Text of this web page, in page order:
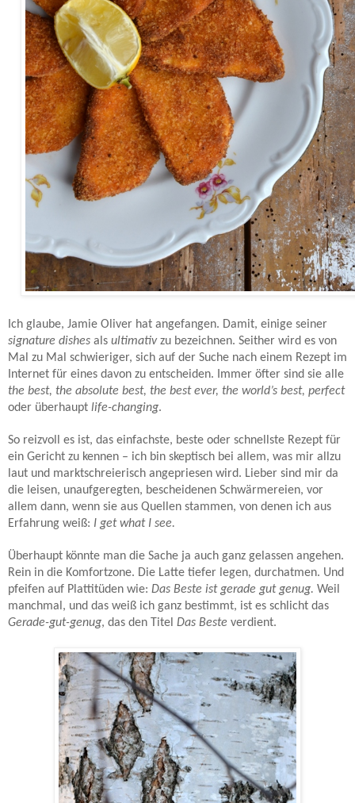
Ich glaube, Jamie Oliver hat angefangen. Damit, einige seiner
signature dishes als ultimativzu bezeichnen. Seither wird es von
Mal zu Mal schwieriger, sich auf der Suche nach einem Rezept im
Internet für eines davon zu entscheiden.
Immer öfter sind sie alle
the best, the absolute best, the best ever, the world’s best, perfect
oder überhaupt life-changing.
So reizvoll es ist, das einfachste, beste oder schnellste Rezept für
ein Gericht zu kennen – ich bin skeptisch bei allem, was mir allzu
laut und marktschreierisch angepriesen wird. Lieber sind mir da
die leisen, unaufgeregten, bescheidenen Schwärmereien, vor
allem dann, wenn sie aus Quellen stammen, von denen ich aus
Erfahrung weiß: I get what I see.
Überhaupt könnte man die Sache ja auch ganz gelassen angehen.
Rein in die Komfortzone. Die Latte tiefer legen, durchatmen. Und
pfeifen auf Plattitüden wie: Das Beste ist gerade gut genug. Weil
manchmal, und das weiß ich ganz bestimmt, ist es schlicht das
Gerade-gut-genug, das den Titel Das Beste verdient.